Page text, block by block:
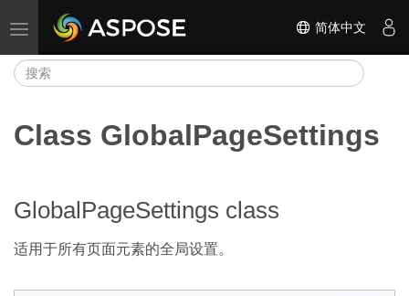
切换导航 简体中文
Class GlobalPageSettings
GlobalPageSettings class
适用于所有页面元素的全局设置。